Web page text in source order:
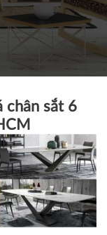
chân sắt 6